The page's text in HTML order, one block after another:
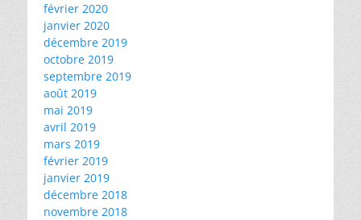
février 2020
janvier 2020
décembre 2019
octobre 2019
septembre 2019
août 2019
mai 2019
avril 2019
mars 2019
février 2019
janvier 2019
décembre 2018
novembre 2018